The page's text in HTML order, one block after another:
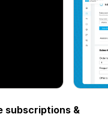
subscriptions &